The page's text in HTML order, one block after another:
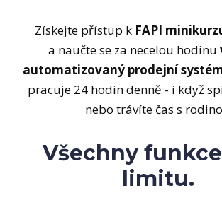
Získejte přístup k FAPI
a naučte se za necelou hodinu
automatizovaný prodejní
pracuje 24 hodin denně - i když
nebo trávíte čas s
Všechny
limitu.